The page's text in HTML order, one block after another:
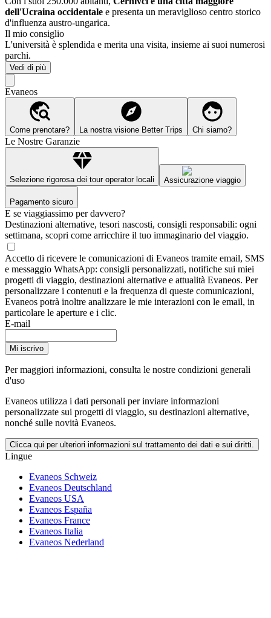
dell'Ucraina occidentale e presenta un meraviglioso centro storico
d'influenza austro-ungarica.
Il mio consiglio
L'università è splendida e merita una visita, insieme ai suoi numerosi
parchi.
Vedi di più
Evaneos
Come prenotare? La nostra visione Better Trips Chi siamo?
Le Nostre Garanzie
Selezione rigorosa dei tour operator locali Assicurazione viaggio
Pagamento sicuro
E se viaggiassimo per davvero?
Destinazioni alternative, tesori nascosti, consigli responsabili: ogni
settimana, scopri come arricchire il tuo immaginario del viaggio.
Accetto di ricevere le comunicazioni di Evaneos tramite email, SMS
e messaggio WhatsApp: consigli personalizzati, notifiche sui miei
progetti di viaggio, destinazioni alternative e attualità Evaneos. Per
personalizzare i contenuti e la frequenza di queste comunicazioni,
Evaneos potrà inoltre analizzare le mie interazioni con le email, in
particolare le aperture e i clic.
E-mail
Mi iscrivo
Per maggiori informazioni, consulta le nostre condizioni generali
d'uso
Evaneos utilizza i dati personali per inviare informazioni
personalizzate sui progetti di viaggio, su destinazioni alternative,
nonché sulle novità Evaneos.
Clicca qui per ulteriori informazioni sul trattamento dei dati e sui diritti.
Lingue
Evaneos Schweiz
Evaneos Deutschland
Evaneos USA
Evaneos España
Evaneos France
Evaneos Italia
Evaneos Nederland